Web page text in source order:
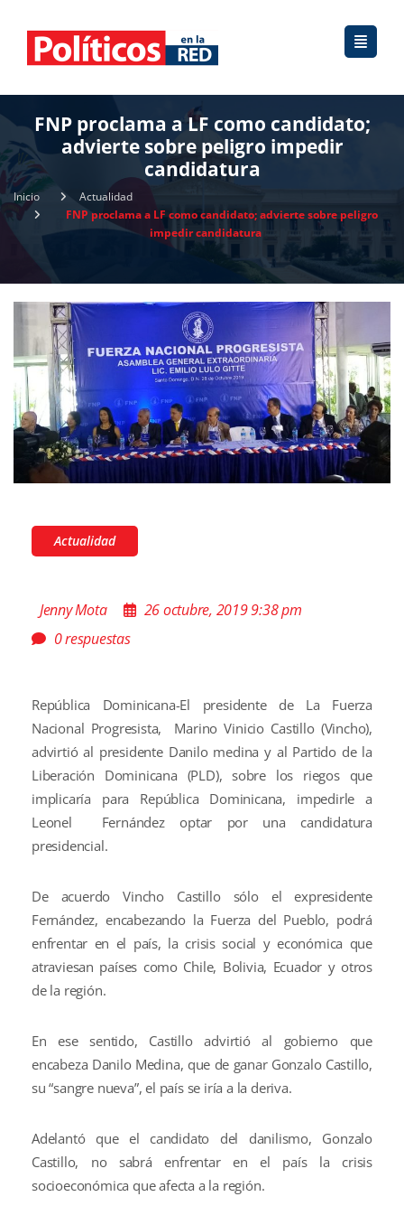
FNP proclama a LF como candidato;
advierte sobre peligro impedir
candidatura
Inicio
Actualidad
FNP proclama a LF como candidato; advierte sobre peligro
impedir candidatura
Actualidad
Jenny Mota
26 octubre, 2019 9:38 pm
0 respuestas
República Dominicana-El presidente de La Fuerza
Nacional Progresista, Marino Vinicio Castillo (Vincho),
advirtió al presidente Danilo medina y al Partido de la
Liberación Dominicana (PLD), sobre los riegos que
implicaría para República Dominicana, impedirle a
Leonel Fernández optar por una candidatura
presidencial.
De acuerdo Vincho Castillo sólo el expresidente
Fernández, encabezando la Fuerza del Pueblo, podrá
enfrentar en el país, la crisis social y económica que
atraviesan países como Chile, Bolivia, Ecuador y otros
de la región.
En ese sentido, Castillo advirtió al gobierno que
encabeza Danilo Medina, que de ganar Gonzalo Castillo,
su “sangre nueva”, el país se iría a la deriva.
Adelantó que el candidato del danilismo, Gonzalo
Castillo, no sabrá enfrentar en el país la crisis
socioeconómica que afecta a la región.